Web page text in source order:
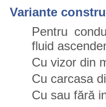
Variante
Pentru
fluid
Cu vizor din
Cu carcasa
Cu sau fără